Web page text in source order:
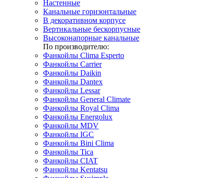
Настенные
Канальные горизонтальные
В декоративном корпусе
Вертикальные бескорпусные
Высоконапорные канальные
По производителю:
Фанкойлы Clima Esperto
Фанкойлы Carrier
Фанкойлы Daikin
Фанкойлы Dantex
Фанкойлы Lessar
Фанкойлы General Climate
Фанкойлы Royal Clima
Фанкойлы Energolux
Фанкойлы MDV
Фанкойлы IGC
Фанкойлы Bini Clima
Фанкойлы Tica
Фанкойлы CIAT
Фанкойлы Kentatsu